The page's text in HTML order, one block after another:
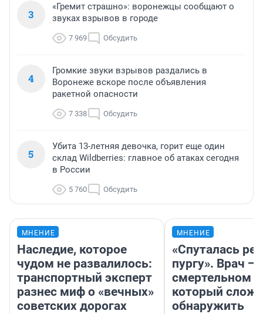
3
«Гремит страшно»: воронежцы сообщают о
звуках взрывов в городе
7 969 Обсудить
4
Громкие звуки взрывов раздались в
Воронеже вскоре после объявления
ракетной опасности
7 338 Обсудить
5
Убита 13-летняя девочка, горит еще один
склад Wildberries: главное об атаках сегодня
в России
5 760 Обсудить
МНЕНИЕ
Наследие, которое
чудом не развалилось:
транспортный эксперт
разнес миф о «вечных»
советских дорогах
МНЕНИЕ
«Спуталась
пургу». Врач —
смертельном
который
обнаружить